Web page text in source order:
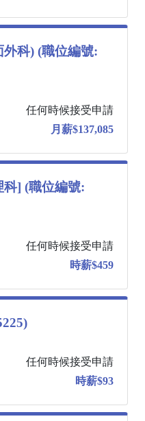
科) (職位編號:
任何時候接受申請
月薪$137,085
] (職位編號:
任何時候接受申請
時薪$459
任何時候接受申請
時薪$93